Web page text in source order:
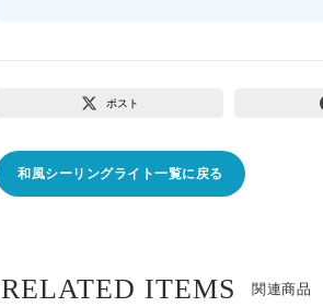
ポスト
和風シーリングライト一覧に戻る
関連商品
RELATED ITEMS